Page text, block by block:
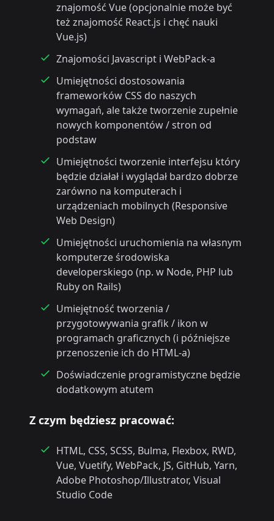
znajomość Vue (opcjonalnie może być
też znajomość React.js i chęć nauki
Vue.js)
Znajomości Javascript i WebPack-a
Umiejętności dostosowania
frameworków CSS do naszych
wymagań, ale także tworzenie zupełnie
nowych komponentów / stron od
podstaw
Umiejętności tworzenie interfejsu który
będzie działał i wyglądał bardzo dobrze
zarówno na komputerach i
urządzeniach mobilnych (Responsive
Web Design)
Umiejętności uruchomienia na własnym
komputerze środowiska
developerskiego (np. w Node, PHP lub
Ruby on Rails)
Umiejętność tworzenia /
przygotowywania grafik / ikon w
programach graficznych (i późniejsze
przenoszenie ich do HTML-a)
Doświadczenie programistyczne będzie
dodatkowym atutem
Z czym będziesz pracować:
HTML, CSS, SCSS, Bulma, Flexbox, RWD,
Vue, Vuetify, WebPack, JS, GitHub, Yarn,
Adobe Photoshop/Illustrator, Visual
Studio Code